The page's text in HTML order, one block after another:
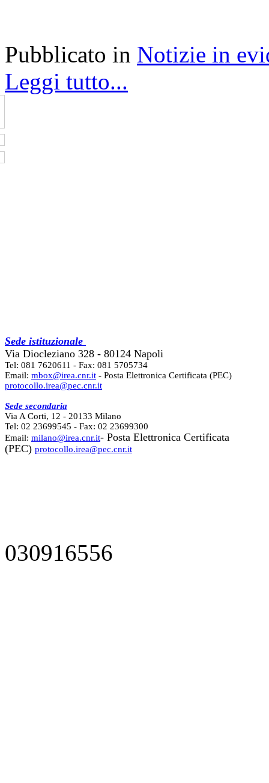
Pubblicato in Notizie in
Leggi tutto...
Sede istituzionale
Via Diocleziano 328 - 80124 Napoli
Tel: 081 7620611 - Fax: 081 5705734
Email: mbox@irea.cnr.it - Posta Elettronica Certificata (PEC)
protocollo.irea@pec.cnr.it
Sede secondaria
Via A Corti, 12 - 20133 Milano
Tel: 02 23699545 - Fax: 02 23699300
Email: milano@irea.cnr.it- Posta Elettronica Certificata
(PEC) protocollo.irea@pec.cnr.it
030916556